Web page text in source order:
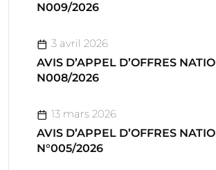
N009/2026
3 avril 2026
AVIS D’APPEL D’OFFRES
N008/2026
13 mars 2026
AVIS D’APPEL D’OFFRES
N°005/2026